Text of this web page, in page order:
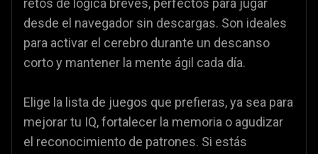
retos de lógica breves, perfectos para jugar
desde el navegador sin descargas. Son ideales
para activar el cerebro durante un descanso
corto y mantener la mente ágil cada día.
Elige la lista de juegos que prefieras, ya sea para
mejorar tu IQ, fortalecer la memoria o agudizar
el reconocimiento de patrones. Si estás